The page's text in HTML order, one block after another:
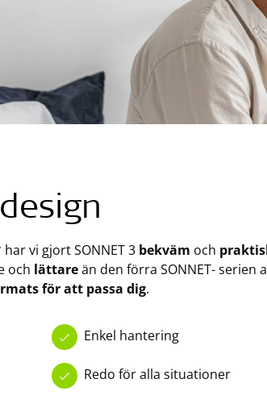
har vi gjort SONNET 3 bekväm och
och lättareän den förra SONNET- serien
för att passa dig.
Enkel hantering
Redo för alla situationer